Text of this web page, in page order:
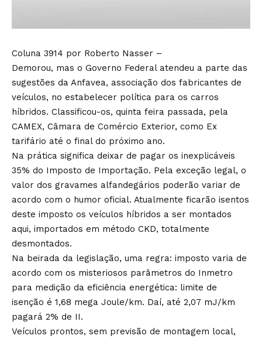
Coluna 3914 por Roberto Nasser –
Demorou, mas o Governo Federal atendeu a parte das
sugestões da Anfavea, associação dos fabricantes de
veículos, no estabelecer política para os carros
híbridos. Classificou-os, quinta feira passada, pela
CAMEX, Câmara de Comércio Exterior, como Ex
tarifário até o final do próximo ano.
Na prática significa deixar de pagar os inexplicáveis
35% do Imposto de Importação. Pela exceção legal, o
valor dos gravames alfandegários poderão variar de
acordo com o humor oficial. Atualmente ficarão isentos
deste imposto os veículos híbridos a ser montados
aqui, importados em método CKD, totalmente
desmontados.
Na beirada da legislação, uma regra: imposto varia de
acordo com os misteriosos parâmetros do Inmetro
para medição da eficiência energética: limite de
isenção é 1,68 mega Joule/km. Daí, até 2,07 mJ/km
pagará 2% de II.
Veículos prontos, sem previsão de montagem local,